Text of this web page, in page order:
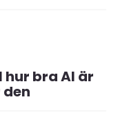
hur bra AI är